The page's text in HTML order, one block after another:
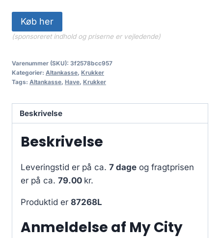
Køb her
(sponsoreret indhold og priserne er vejledende)
Varenummer (SKU): 3f2578bcc957
Kategorier: Altankasse, Krukker
Tags: Altankasse, Have, Krukker
Beskrivelse
Beskrivelse
Leveringstid er på ca. 7 dage og fragtprisen
er på ca. 79.00 kr.
Produktid er 87268L
Anmeldelse af My City